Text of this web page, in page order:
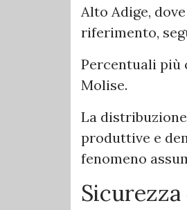
Alto Adige,
riferimento,
Percentuali più
Molise.
La
produttive e
fenomeno